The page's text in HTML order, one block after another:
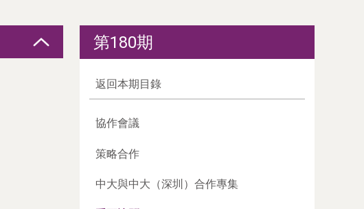
第180期
返回本期目錄
協作會議
策略合作
中大與中大（深圳）合作專集